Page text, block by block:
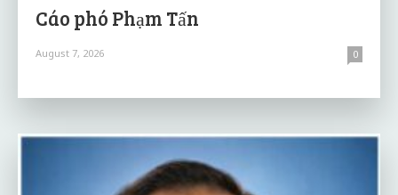
Cáo phó Phạm Tấn
August 7, 2026 0